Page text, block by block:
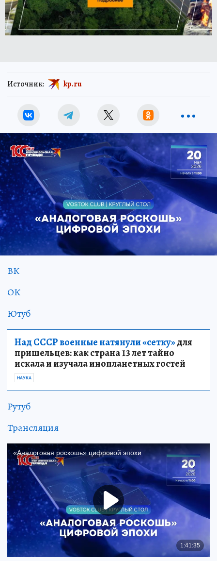
Источник: kp.ru
ВК
ОК
Ютуб
Над СССР военные натянули «сетку»для
пришельцев: как страна 13 лет тайно
искала и изучала инопланетных гостей
НАУКА
Рутуб
Трансляция